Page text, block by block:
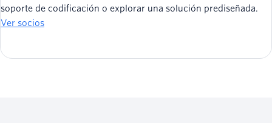
soporte de codificación o explorar una solución prediseñada.
Ver socios